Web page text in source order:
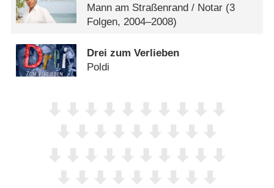
Mann am Straßenrand /​ Notar (3
Folgen, 2004–2008)
Drei zum Verlieben
Poldi